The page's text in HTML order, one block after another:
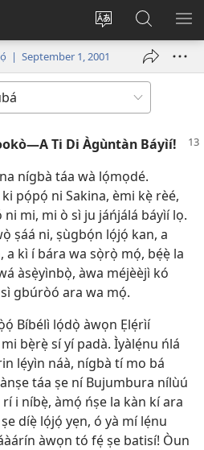
Yí
èdè
pa
Wọlé
(opens
window)
Wa
JW.ORG
| September 1, 2001
Ti Di Àgùntàn Báyìí!
nígbà táa wà lọ́mọdé.
pọ́pọ́ ni Sakina, èmi kẹ̀ rèé,
mi, mi ò sì ju jáńjálá báyìí lọ.
ṣáá ni, ṣùgbọ́n lọ́jọ́ kan, a
a kì í bára wa sọ̀rọ̀ mọ́, bẹ́ẹ̀ la
àsẹ̀yìnbọ̀, àwa méjèèjì kó
gbúròó ara wa mọ́.
Bíbélì lọ́dọ̀ àwọn Ẹlẹ́rìí
bẹ̀rẹ̀ sí yí padà. Ìyàlẹ́nu ńlá
lẹ́yìn náà, nígbà tí mo bá
táa ṣe ní Bujumbura nílùú
i níbẹ̀, àmọ́ ńṣe la kàn kí ara
díẹ̀ lọ́jọ́ yẹn, ó yà mí lẹ́nu
àwọn tó fẹ́ ṣe batisí! Òun